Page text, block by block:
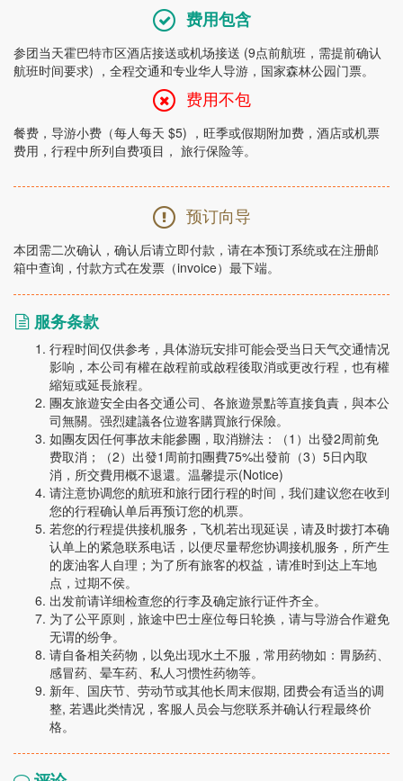
费用包含
参团当天霍巴特市区酒店接送或机场接送 (9点前航班，需提前确认
航班时间要求) ，全程交通和专业华人导游，国家森林公园门票。
费用不包
餐费，导游小费（每人每天 $5) ，旺季或假期附加费，酒店或机票
费用，行程中所列自费项目， 旅行保险等。
预订向导
本团需二次确认，确认后请立即付款，请在本预订系统或在注册邮
箱中查询，付款方式在发票（invoice）最下端。
服务条款
行程时间仅供参考，具体游玩安排可能会受当日天气交通情况
影响，本公司有權在啟程前或啟程後取消或更改行程，也有權
縮短或延長旅程。
團友旅遊安全由各交通公司、各旅遊景點等直接負責，與本公
司無關。强烈建議各位遊客購買旅行保險。
如團友因任何事故未能參團，取消辦法：（1）出發2周前免
费取消；（2）出發1周前扣團費75%出發前（3）5日內取
消，所交費用概不退還。温馨提示(Notice)
请注意协调您的航班和旅行团行程的时间，我们建议您在收到
您的行程确认单后再预订您的机票。
若您的行程提供接机服务，飞机若出现延误，请及时拨打本确
认单上的紧急联系电话，以便尽量帮您协调接机服务，所产生
的废油客人自理；为了所有旅客的权益，请准时到达上车地
点，过期不侯。
出发前请详细检查您的行李及确定旅行证件齐全。
为了公平原则，旅途中巴士座位每日轮换，请与导游合作避免
无谓的纷争。
请自备相关药物，以免出现水土不服，常用药物如：胃肠药、
感冒药、晕车药、私人习惯性药物等。
新年、国庆节、劳动节或其他长周末假期, 团费会有适当的调
整, 若遇此类情况，客服人员会与您联系并确认行程最终价
格。